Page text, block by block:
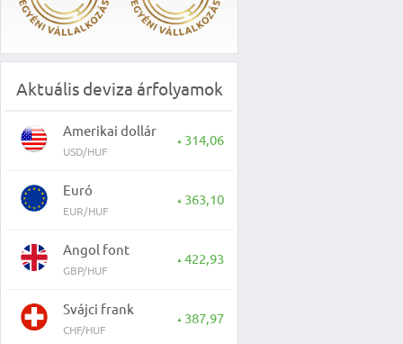
Aktuális deviza árfolyamok
Amerikai dollár
USD/HUF
▲ 314,06
Euró
EUR/HUF
▲ 363,10
Angol font
GBP/HUF
▲ 422,93
Svájci frank
CHF/HUF
▲ 387,97